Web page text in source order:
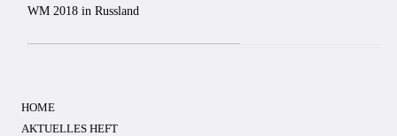
WM 2018 in Russland
HOME
AKTUELLES HEFT